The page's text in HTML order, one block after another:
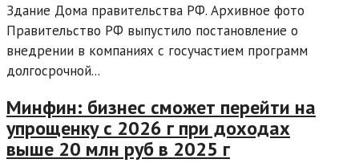
Здание Дома правительства РФ. Архивное фото
Правительство РФ выпустило постановление о
внедрении в компаниях с госучастием программ
долгосрочной...
Минфин: бизнес сможет перейти на
упрощенку с 2026 г при доходах
выше 20 млн руб в 2025 г